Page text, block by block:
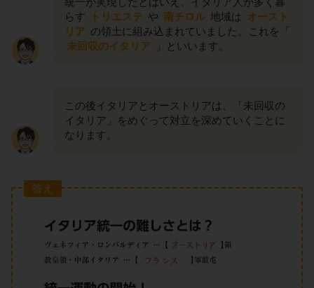
らす
トリエステ や 南チロル 地域は オースト
リア の領土に組み込まれていました。これを「
未回収のイタリア
」といいます。
この後イタリアとオーストリアは、「未回収の
イタリア」をめぐって対立を深めていくことに
なります。
答え